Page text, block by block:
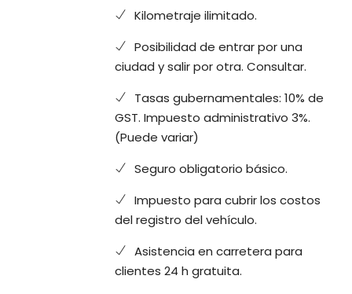
Kilometraje ilimitado.
Posibilidad de entrar por una
ciudad y salir por otra. Consultar.
Tasas gubernamentales: 10% de
GST. Impuesto administrativo 3%.
(Puede variar)
Seguro obligatorio básico.
Impuesto para cubrir los costos
del registro del vehículo.
Asistencia en carretera para
clientes 24 h gratuita.